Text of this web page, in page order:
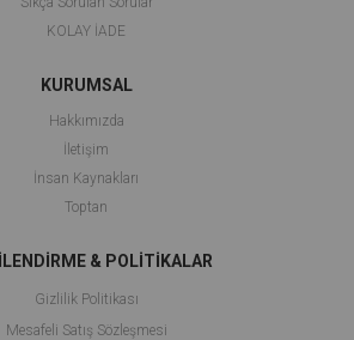
KOLAY İADE
KURUMSAL
Hakkımızda
İletişim
İnsan Kaynakları
Toptan
& POLİTİKALAR
Gizlilik Politikası
Mesafeli Satış Sözleşmesi